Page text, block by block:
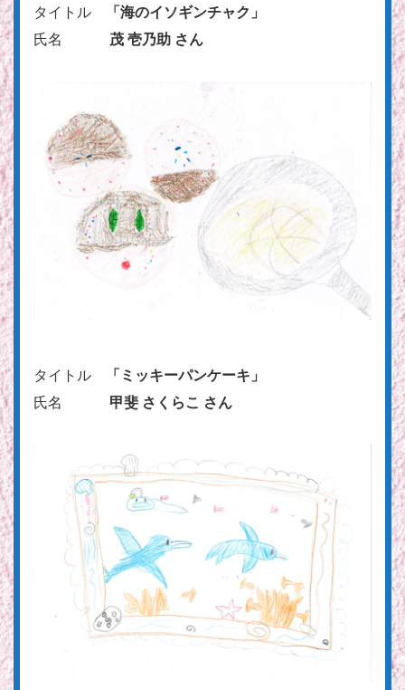
タイトル
「海のイソギンチャク」
氏名 茂 壱乃助 さん
タイトル
「ミッキーパンケーキ」
氏名 甲斐 さくらこ さん